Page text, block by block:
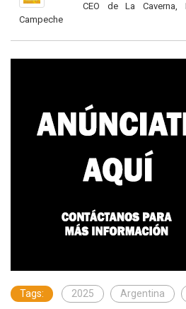
CEO de La Caverna,
Campeche
Tags: 2025 Argentina